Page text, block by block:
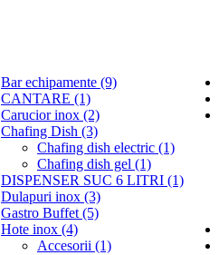
Bar echipamente (9)
CANTARE (1)
Carucior inox (2)
Chafing Dish (3)
Chafing dish electric (1)
Chafing dish gel (1)
DISPENSER SUC 6 LITRI (1)
Dulapuri inox (3)
Gastro Buffet (5)
Hote inox (4)
Accesorii (1)